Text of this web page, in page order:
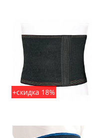
+скидка 18%